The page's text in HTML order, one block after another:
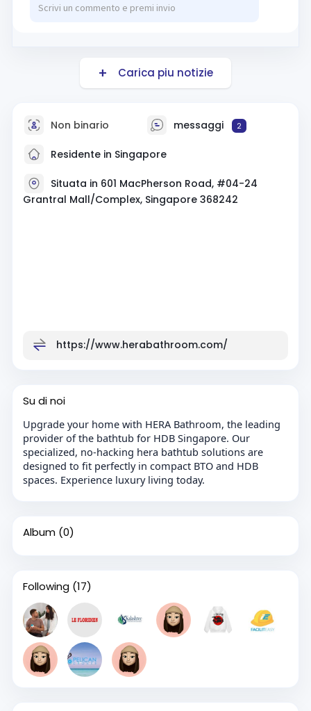
Carica piu notizie
Non binario messaggi 2
Residente in Singapore
Situata in 601 MacPherson Road, #04-24
Grantral Mall/Complex, Singapore 368242
https://www.herabathroom.com/
Su di noi
Upgrade your home with HERA Bathroom, the leading
provider of the bathtub for HDB Singapore. Our
specialized, no-hacking hera bathtub solutions are
designed to fit perfectly in compact BTO and HDB
spaces. Experience luxury living today.
Album (0)
Following (17)